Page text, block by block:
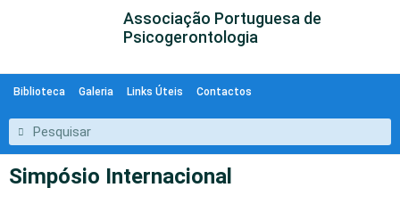
Associação Portuguesa de
Psicogerontologia
Biblioteca Galeria Links Úteis Contactos
Simpósio Internacional